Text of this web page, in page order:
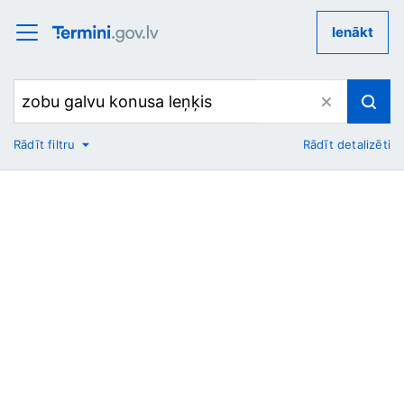
Ienākt
No
Rādīt filtru Rādīt detalizēti